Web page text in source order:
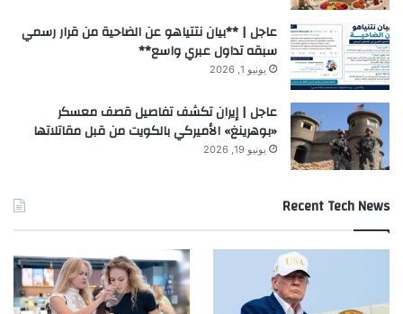
عاجل | **بيان نتتياهو عن الضاحية من قرار رسمي
سبقه تداول عبري واسع**
يونيو 1, 2026
عاجل | إيران تكشف تفاصيل قصف معسكر
«بوهرينغ» الأميركي بالكويت من قبل مقاتلاتها
يونيو 19, 2026
Recent Tech News